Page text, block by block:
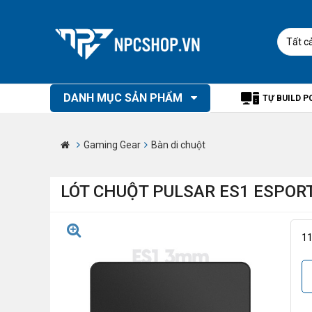
Tất
DANH MỤC SẢN PHẨM TỰ BUILD
Gaming Gear Bàn di chuột
LÓT CHUỘT PULSAR ES1